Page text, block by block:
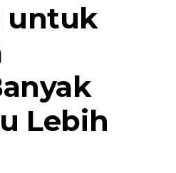
untuk
Lebih